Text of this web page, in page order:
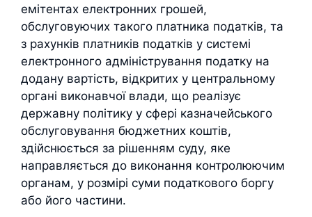
емітентах електронних грошей,
обслуговуючих такого платника податків, та
з рахунків платників податків у системі
електронного адміністрування податку на
додану вартість, відкритих у центральному
органі виконавчої влади, що реалізує
державну політику у сфері казначейського
обслуговування бюджетних коштів,
здійснюється за рішенням суду, яке
направляється до виконання контролюючим
органам, у розмірі суми податкового боргу
або його частини.